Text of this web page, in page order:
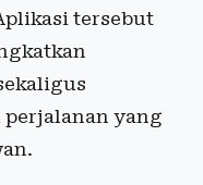
tersebut
yang